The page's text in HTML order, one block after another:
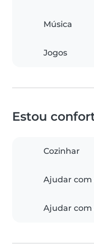
Música
Jogos
Estou
Cozinhar
Ajudar com
Ajudar com